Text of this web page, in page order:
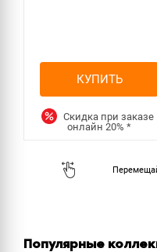
КУПИТЬ
Скидка при заказе
онлайн20%*
Популярные